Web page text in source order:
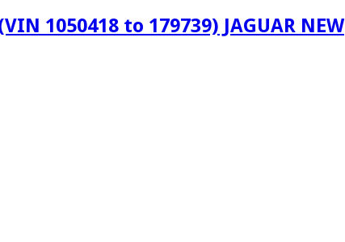
(VIN 1050418 to 179739) JAGUAR NEW